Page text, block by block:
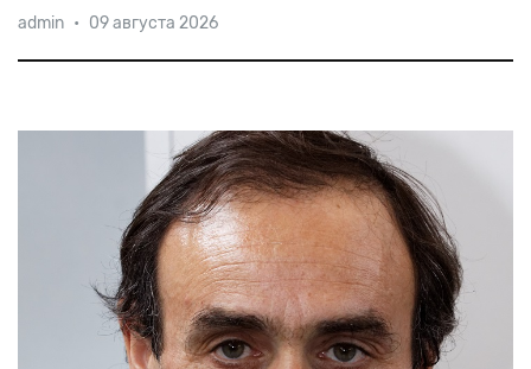
Пиночету и даже заявил
«будь Пиночет жив, он проголосовал бы за меня».
admin • 09 августа 2026